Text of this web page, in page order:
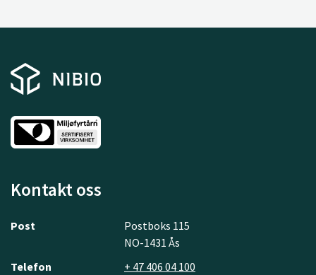
Kontakt oss
Post
Postboks 115
NO-1431 Ås
Telefon
+ 47 406 04 100